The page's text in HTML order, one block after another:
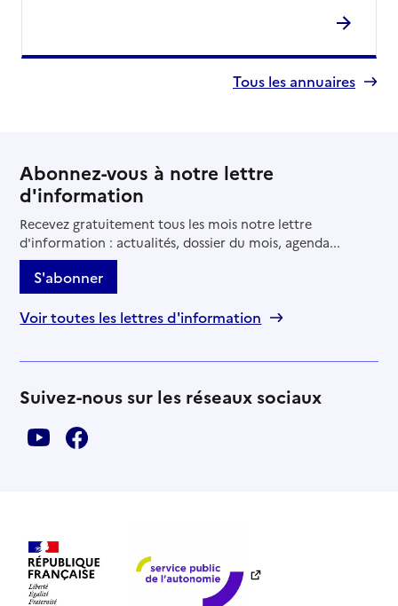
Tous les annuaires
Abonnez-vous à notre lettre
d'information
Recevez gratuitement tous les mois notre lettre
d'information : actualités, dossier du mois, agenda...
S'abonner
Voir toutes les lettres d'information
Suivez-nous sur les réseaux sociaux